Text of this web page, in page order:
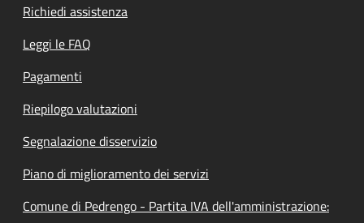
Richiedi assistenza
Leggi le FAQ
Pagamenti
Riepilogo valutazioni
Segnalazione disservizio
Piano di miglioramento dei servizi
Comune di Pedrengo - Partita IVA dell'amministrazione: